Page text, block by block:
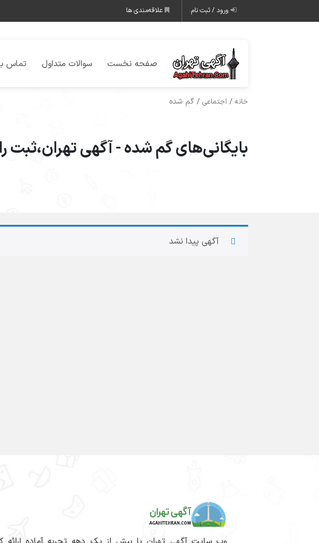
ورود / ثبت نام علاقه‌مندی ها
صفحه نخست سوالات متداول تماس
خانه / اجتماعی / گم شده
بایگانی‌های گم شده - آگهی تهران،ثبت
آگهی پیدا نشد